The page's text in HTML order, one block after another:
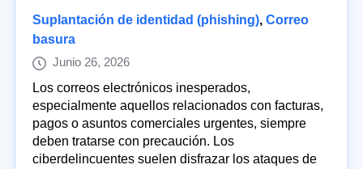
Suplantación de identidad (phishing), Correo
basura
Junio 26, 2026
Los correos electrónicos inesperados,
especialmente aquellos relacionados con facturas,
pagos o asuntos comerciales urgentes, siempre
deben tratarse con precaución. Los
ciberdelincuentes suelen disfrazar los ataques de